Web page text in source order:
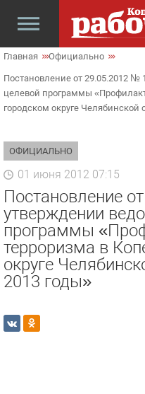
Главная Официально
Постановление от 29.05.2012
целевой программы
городском округе Челябинской
ОФИЦИАЛЬНО
01 июня 2012 07:15
Постановление
утверждении
программы
терроризма в
округе
2013 годы»